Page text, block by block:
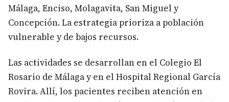
Málaga, Enciso, Molagavita, San Miguel y
Concepción. La estrategia prioriza a población
vulnerable y de bajos recursos.
Las actividades se desarrollan en el Colegio El
Rosario de Málaga y en el Hospital Regional García
Rovira. Allí, los pacientes reciben atención en